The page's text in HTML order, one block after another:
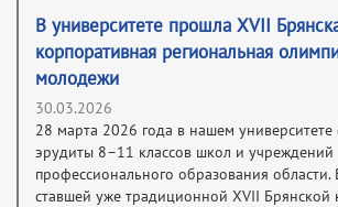
В университете прошла XVII
корпоративная региональная
молодежи
30.03.2026
28 марта 2026 года в нашем университете
эрудиты 8–11 классов школ и учреждений
профессионального образования
ставшей уже традиционной XVII Брянской